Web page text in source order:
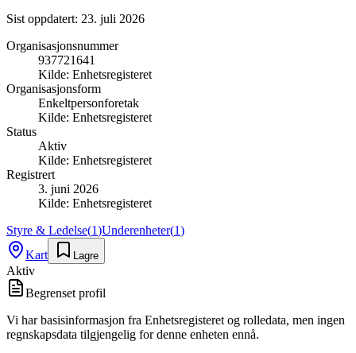
Sist oppdatert: 23. juli 2026
Organisasjonsnummer
937721641
Kilde: Enhetsregisteret
Organisasjonsform
Enkeltpersonforetak
Kilde: Enhetsregisteret
Status
Aktiv
Kilde: Enhetsregisteret
Registrert
3. juni 2026
Kilde: Enhetsregisteret
Styre & Ledelse(1)Underenheter(1)
Kart
Lagre
Aktiv
Begrenset profil
Vi har basisinformasjon fra Enhetsregisteret og rolledata, men ingen
regnskapsdata tilgjengelig for denne enheten ennå.